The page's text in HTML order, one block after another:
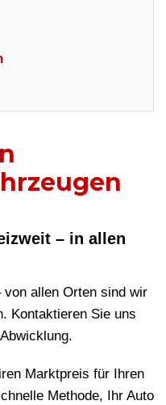
– in allen
allen Orten sind wir
Kontaktieren Sie uns
Marktpreis für Ihren
Methode, Ihr Auto